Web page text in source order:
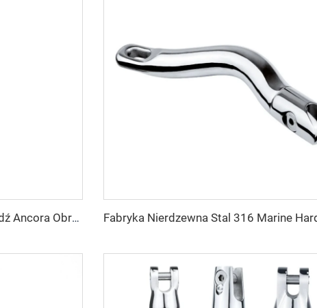
Fabryka 316 Nierdzewna Stal Łódź Ancora Obrotowy Połączenie Długie Ancora Obrotowy z Biżuterią statek Ancora Łańcuch na sprzedaż